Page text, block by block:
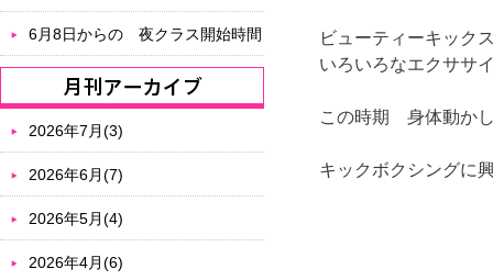
ビューティーキッ
いろいろなエクササ
この時期 身体動か
キックボクシングに
6月8日からの 夜クラス開始時間
2026年7月(3)
2026年6月(7)
2026年5月(4)
2026年4月(6)